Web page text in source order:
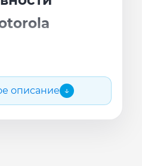
показывать
в интернет
— это повод для
описание ↓